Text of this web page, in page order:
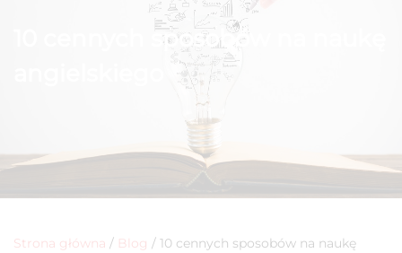
10 cennych sposobów na naukę
Strona główna / Blog / 10 cennych sposobów na naukę